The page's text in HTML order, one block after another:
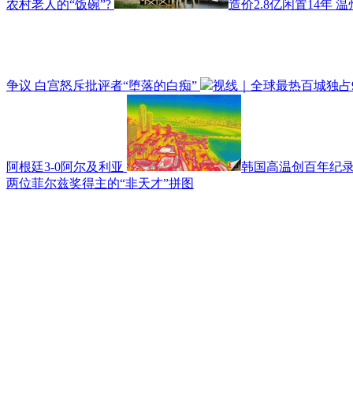
农村老人的“饭碗”? 造价2.8亿闲置14年
争议 白宫怒斥批评者“堕落的白痴” 视线｜全球最热百城独
阿根廷3-0阿尔及利亚
韩国高温创百年纪
两位菲尔兹奖得主的“非天才”拼图